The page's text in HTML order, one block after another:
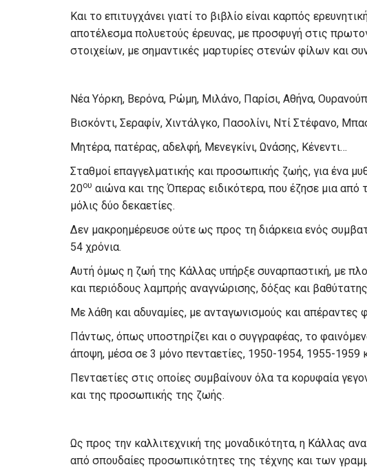
Και το επιτυγχάνει γιατί το βιβλίο είναι καρπός
αποτέλεσμα πολυετούς έρευνας, με προσφυγή στις
στοιχείων, με σημαντικές μαρτυρίες στενών φίλων και
Νέα Υόρκη, Βερόνα, Ρώμη, Μιλάνο, Παρίσι, Αθήνα,
Βισκόντι, Σεραφίν, Χιντάλγκο, Πασολίνι, Ντί Στέφανο,
Μητέρα, πατέρας, αδελφή, Μενεγκίνι, Ωνάσης, Κένεντι…
Σταθμοί επαγγελματικής και προσωπικής ζωής, για ένα
20ου αιώνα και της Όπερας ειδικότερα, που έζησε μια από
μόλις δύο δεκαετίες.
Δεν μακροημέρευσε ούτε ως προς τη διάρκεια ενός
54 χρόνια.
Αυτή όμως η ζωή της Κάλλας υπήρξε συναρπαστική, με
και περιόδους λαμπρής αναγνώρισης, δόξας και
Με λάθη και αδυναμίες, με ανταγωνισμούς και απέραντες
Πάντως, όπως υποστηρίζει και ο συγγραφέας, το
άποψη, μέσα σε 3 μόνο πενταετίες, 1950-1954, 1955-1959
Πενταετίες στις οποίες συμβαίνουν όλα τα κορυφαία
και της προσωπικής της ζωής.
Ως προς την καλλιτεχνική της μοναδικότητα, η Κάλλας
από σπουδαίες προσωπικότητες της τέχνης και των